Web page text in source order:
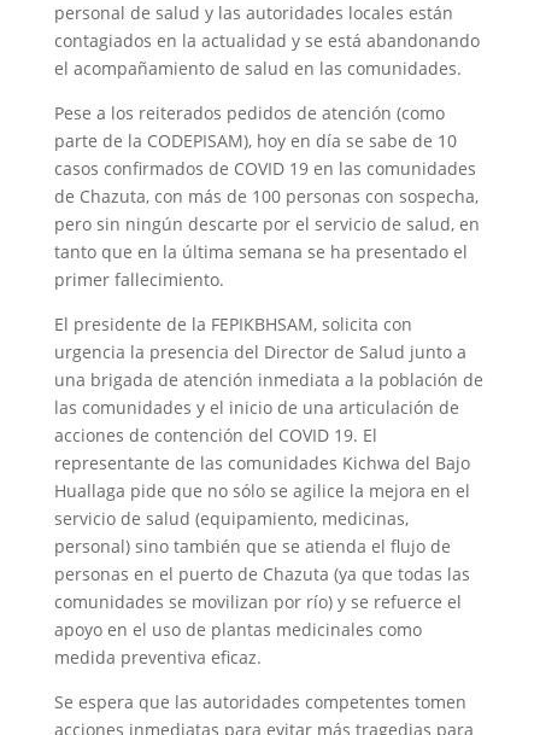
personal de salud y las autoridades locales están
contagiados en la actualidad y se está abandonando
el acompañamiento de salud en las comunidades.
Pese a los reiterados pedidos de atención (como
parte de la CODEPISAM), hoy en día se sabe de 10
casos confirmados de COVID 19 en las comunidades
de Chazuta, con más de 100 personas con sospecha,
pero sin ningún descarte por el servicio de salud, en
tanto que en la última semana se ha presentado el
primer fallecimiento.
El presidente de la FEPIKBHSAM, solicita con
urgencia la presencia del Director de Salud junto a
una brigada de atención inmediata a la población de
las comunidades y el inicio de una articulación de
acciones de contención del COVID 19. El
representante de las comunidades Kichwa del Bajo
Huallaga pide que no sólo se agilice la mejora en el
servicio de salud (equipamiento, medicinas,
personal) sino también que se atienda el flujo de
personas en el puerto de Chazuta (ya que todas las
comunidades se movilizan por río) y se refuerce el
apoyo en el uso de plantas medicinales como
medida preventiva eficaz.
Se espera que las autoridades competentes tomen
acciones inmediatas para evitar más tragedias para